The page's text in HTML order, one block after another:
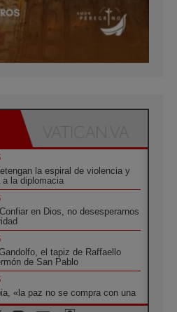
la espiral de violencia y
a la diplomacia
en Dios, no desesperarnos
el tapiz de Raffaello
de San Pablo
«la paz no se compra con una